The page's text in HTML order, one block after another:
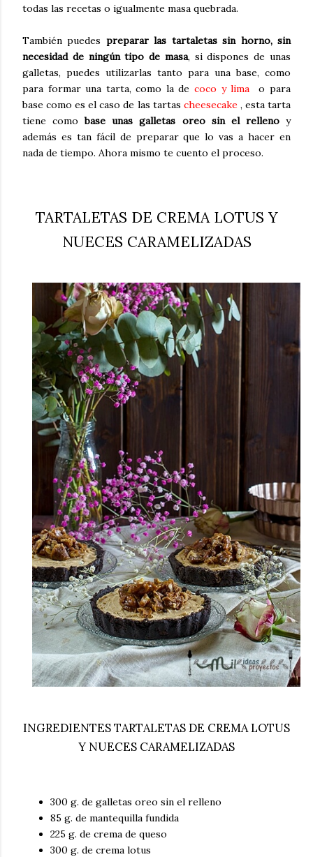
todas las recetas o igualmente masa quebrada.
También puedes preparar las tartaletas sin horno, sin
necesidad de ningún tipo de masa, si dispones de unas
galletas, puedes utilizarlas tanto para una base, como
para formar una tarta, como la decoco y lima
o para
base como es el caso de las tartas cheesecake , esta tarta
tiene comobase unas galletas oreo sin el rellenoy
además es tan fácil de preparar que lo vas a hacer en
nada de tiempo. Ahora mismo te cuento el proceso.
TARTALETAS DE CREMA LOTUS Y
NUECES CARAMELIZADAS
INGREDIENTES TARTALETAS DE CREMA LOTUS
Y NUECES CARAMELIZADAS
300 g. de galletas oreo sin el relleno
85 g. de mantequilla fundida
225 g. de crema de queso
300 g. de crema lotus